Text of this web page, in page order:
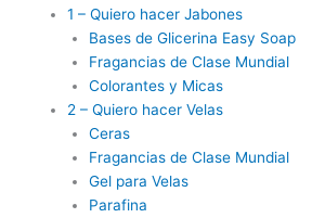
1 – Quiero hacer Jabones
Bases de Glicerina Easy Soap
Fragancias de Clase Mundial
Colorantes y Micas
2 – Quiero hacer Velas
Ceras
Fragancias de Clase Mundial
Gel para Velas
Parafina